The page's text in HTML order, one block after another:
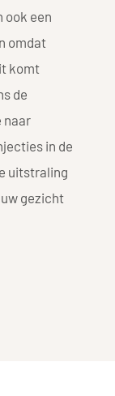
ook een
omdat
komt
de
naar
in de
uitstraling
gezicht